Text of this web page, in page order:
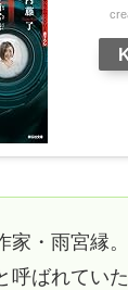
家・雨宮縁
呼ばれてい